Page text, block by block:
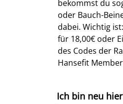
bekommst du
oder Bauch-
dabei. Wichtig
für 18,00€ oder
des Codes der
Hansefit
Ich bin neu